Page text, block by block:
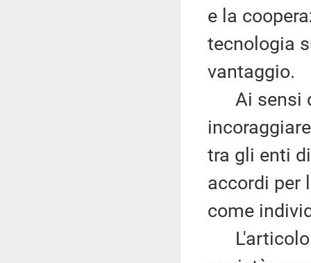
e la
tecnologia
vantaggio.
Ai sensi
tra gli enti
accordi per
come
L'articolo